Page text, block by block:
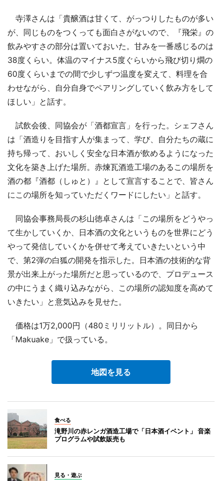
寺澤さんは「貴醸酒は甘くて、がっつりしたものが多い
が、同じものをつくっても面白さがないので、『飛栄』の
飲みやすさの部分は置いておいた。甘みを一番感じるのは
38度くらい。体温のマイナス5度ぐらいから飛び切り燗の
60度くらいまでの間で少しずつ温度を変えて、料理を合
わせながら、自分自身でペアリングしていく飲み方をして
ほしい」と話す。
試飲会後、同協会が「酒都宣言」を行った。シェフさん
は「酒造りを目指す人が集まって、学び、自分たちの蔵に
持ち帰って、おいしく安全な日本酒が飲めるようになった
文化を築き上げた場所。赤煉瓦酒造工場のあるこの場所を
酒の都『酒都（しゅと）』として宣言することで、皆さん
にこの場所を知っていただくワードにしたい」と話す。
同協会事務局長の杉山徳卓さんは「この場所をどうやっ
て生かしていくか、日本酒の文化というものを世界にどう
やって発信していくかを併せて考えていきたいという中
で、第2弾の白狐の開発を指示した。日本酒の技術的な背
景が出来上がった場所だと思っているので、プロデュース
の中にうまく織り込みながら、この場所の認知度を高めて
いきたい」と意気込みを見せた。
価格は1万2,000円（480ミリリットル）。同日から
「Makuake」で扱っている。
地図を見る
食べる
滝野川の赤レンガ酒造工場で「日本酒イベント」 音楽
プログラムや試飲販売も
見る・遊ぶ